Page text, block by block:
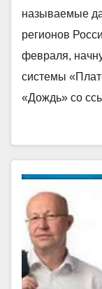
называемые
регионов
февраля,
системы
«Дождь» со